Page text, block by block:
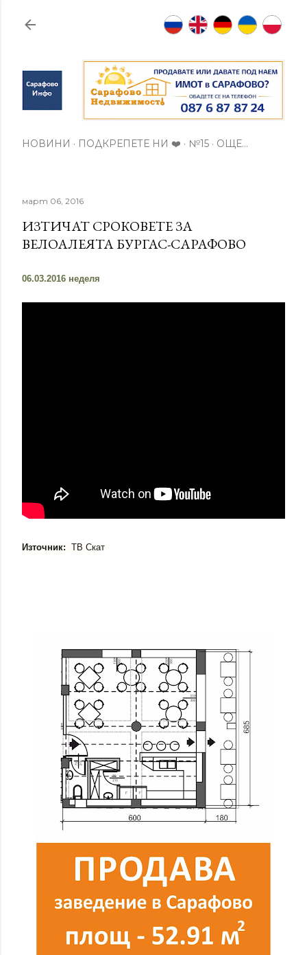
Пропускане към основното съдържание
НОВИНИ ПОДКРЕПЕТЕ НИ ❤️ №15 ОЩЕ…
март 06, 2016
ИЗТИЧАТ СРОКОВЕТЕ ЗА
ВЕЛОАЛЕЯТА БУРГАС-САРАФОВО
06.03.2016 неделя
Източник: ТВ Скат